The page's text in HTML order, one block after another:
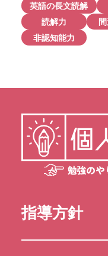
英語の長文読解
読解力
非認知能力
指導方針